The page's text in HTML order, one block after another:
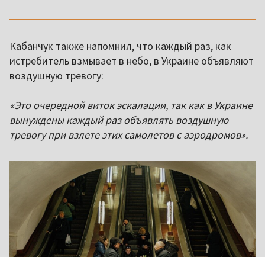
Кабанчук также напомнил, что каждый раз, как
истребитель взмывает в небо, в Украине объявляют
воздушную тревогу:
«Это очередной виток эскалации, так как в Украине
вынуждены каждый раз объявлять воздушную
тревогу при взлете этих самолетов с аэродромов».